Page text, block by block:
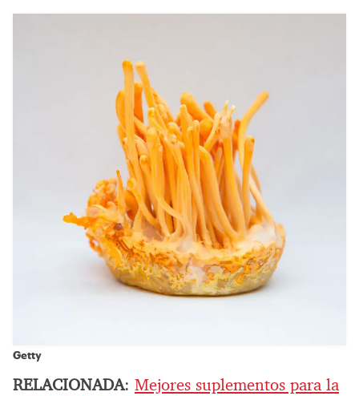
Getty
RELACIONADA: Mejores suplementos para la